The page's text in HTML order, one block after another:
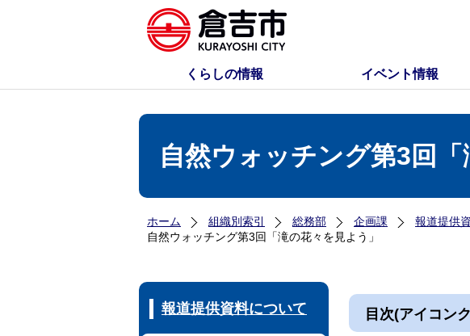
くらしの情報 イベント情報
自然ウォッチング第3回「
ホーム 組織別索引 総務部 企画課 報道提供
自然ウォッチング第3回「滝の花々を見よう」
報道提供資料について 目次(アイコン